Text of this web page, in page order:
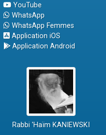
YouTube
WhatsApp
WhatsApp Femmes
Application iOS
Application Android
Rabbi 'Haïm KANIEWSKI